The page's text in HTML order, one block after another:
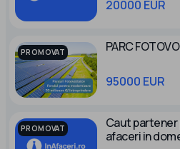
20000 EUR
PROMOVAT PARC
95000 EUR
PROMOVAT
Caut partener pentru dezvoltarea unei
afaceri in domeniul stocarii energiei